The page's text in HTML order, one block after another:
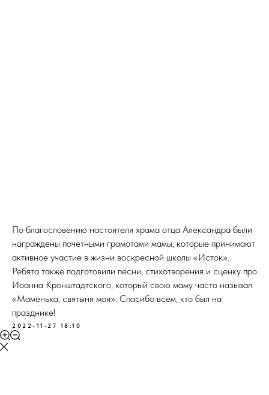
По благословению настоятеля храма отца Александра были
награждены почетными грамотами мамы, которые принимают
активное участие в жизни воскресной школы «Исток».
Ребята также подготовили песни, стихотворения и сценку про
Иоанна Кронштадтского, который свою маму часто называл
«Маменька, святыня моя». Спасибо всем, кто был на
празднике!
2022-11-27 18:10